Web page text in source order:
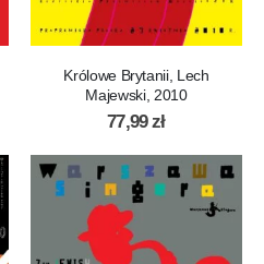
Królowe Brytanii, Lech
Majewski, 2010
77,99zł